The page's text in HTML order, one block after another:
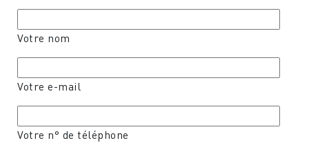
Votre nom
Votre e-mail
Votre n° de téléphone